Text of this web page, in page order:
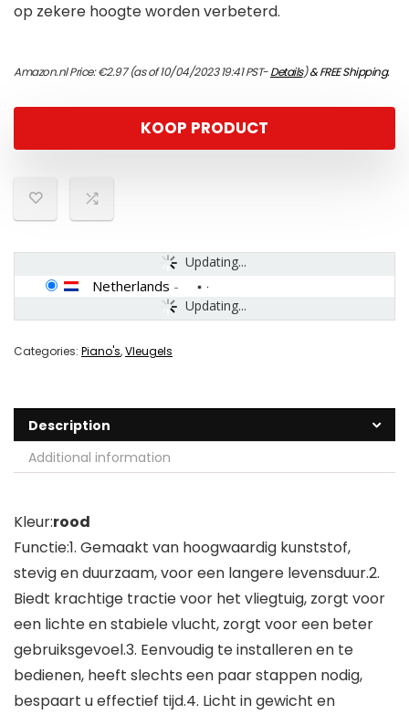
op zekere hoogte worden verbeterd.
Amazon.nl Price:€2.97(as of 10/04/2023 19:41 PST-Details)&FREE Shipping.
KOOP PRODUCT
Updating...
Updating...
Netherlands -
Categories: Piano's,Vleugels
Description
Additional information
Kleur:rood
Functie:1. Gemaakt van hoogwaardig kunststof,
stevig en duurzaam, voor een langere levensduur.2.
Biedt krachtige tractie voor het vliegtuig, zorgt voor
een lichte en stabiele vlucht, zorgt voor een beter
gebruiksgevoel.3. Eenvoudig te installeren en te
bedienen, heeft slechts een paar stappen nodig,
bespaart u effectief tijd.4. Licht in gewicht en